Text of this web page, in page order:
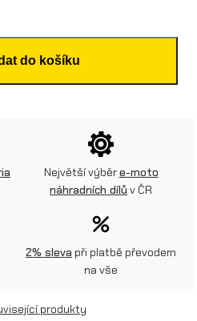
do košíku
Největší výběre-moto
náhradních dílů v ČR
2% sleva při platbě převodem
na vše
produkty